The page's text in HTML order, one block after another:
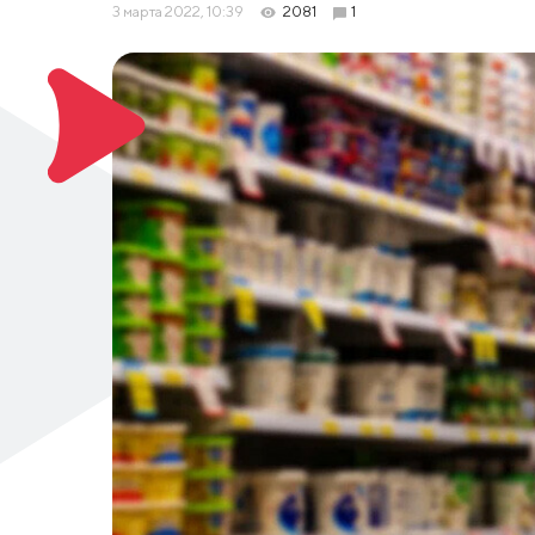
3 марта 2022, 10:39 2081 1